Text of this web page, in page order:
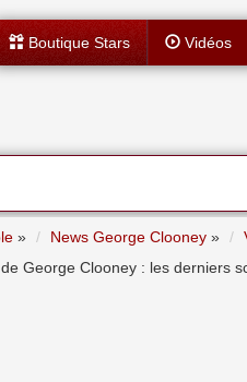
Boutique Stars Vidéos
» News George Clooney »
George Clooney : les derniers